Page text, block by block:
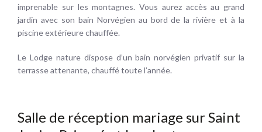
imprenable sur les montagnes. Vous aurez accès au grand
jardin avec son bain Norvégien au bord de la rivière et à la
piscine extérieure chauffée.
Le Lodge nature dispose d’un bain norvégien privatif sur la
terrasse attenante, chauffé toute l’année.
Salle de réception mariage sur Saint